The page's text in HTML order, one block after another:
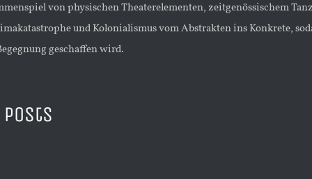
von physischen Theaterelementen, zeitgenössischem
und Kolonialismus vom Abstrakten ins Konkrete,
geschaffen wird.